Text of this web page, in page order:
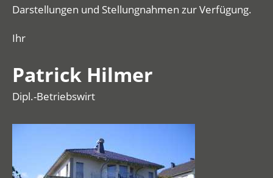
Darstellungen und Stellungnahmen zur Verfügung.
Ihr
Patrick Hilmer
Dipl.-Betriebswirt